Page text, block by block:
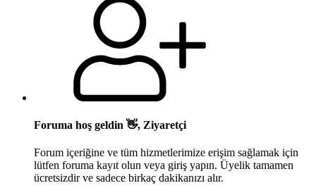
Foruma hoş geldin 👋, Ziyaretçi
Forum içeriğine ve tüm hizmetlerimize erişim sağlamak için
lütfen foruma kayıt olun veya giriş yapın. Üyelik tamamen
ücretsizdir ve sadece birkaç dakikanızı alır.